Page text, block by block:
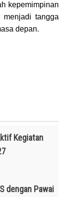
kepemimpinan
menjadi tangga
depan.
Kegiatan
dengan Pawai